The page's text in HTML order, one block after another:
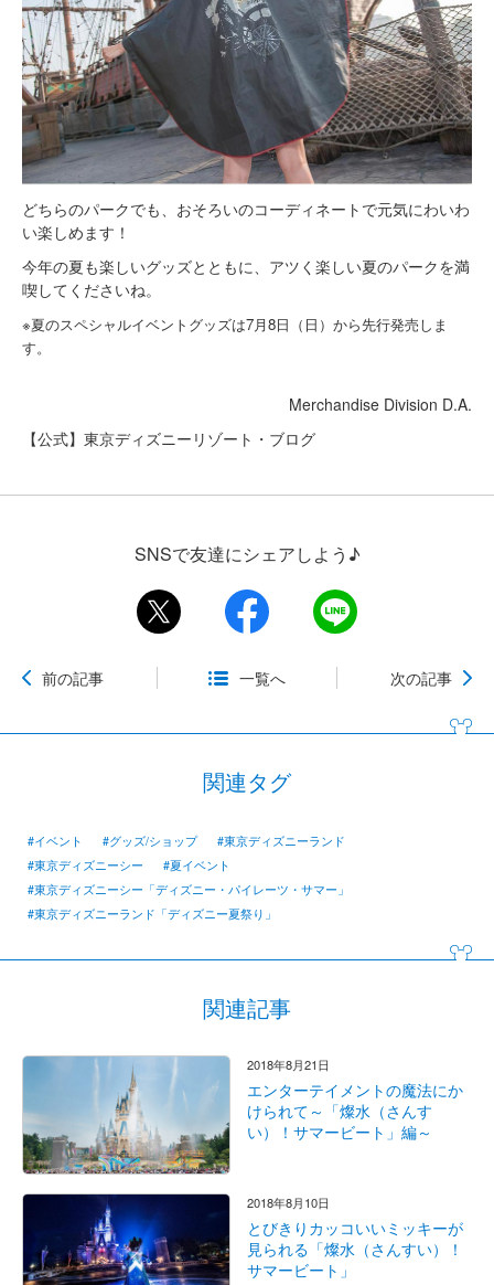
どちらのパークでも、おそろいのコーディネートで元気にわいわ
い楽しめます！
今年の夏も楽しいグッズとともに、アツく楽しい夏のパークを満
喫してくださいね。
※夏のスペシャルイベントグッズは7月8日（日）から先行発売しま
す。
Merchandise Division D.A.
【公式】東京ディズニーリゾート・ブログ
SNSで友達にシェアしよう♪
前の記事 一覧へ 次の記事
関連タグ
#イベント #グッズ/ショップ
#東京ディズニーランド
#東京ディズニーシー
#夏イベント
#東京ディズニーシー「ディズニー・パイレーツ・サマー」
#東京ディズニーランド「ディズニー夏祭り」
関連記事
2018年8月21日
エンターテイメントの魔法にか
けられて～「燦水（さんす
い）！サマービート」編～
2018年8月10日
とびきりカッコいいミッキーが
見られる「燦水（さんすい）！
サマービート」